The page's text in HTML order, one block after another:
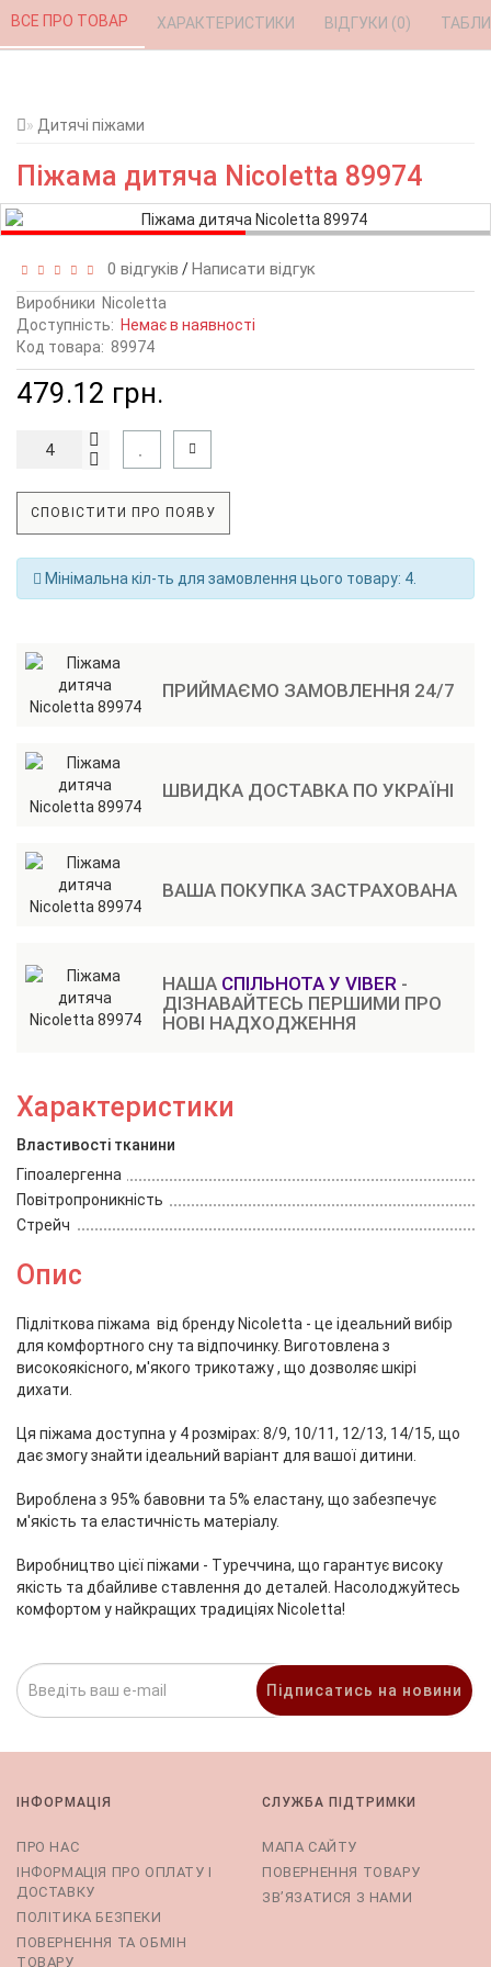
Дитячі піжами
Піжама дитяча Nicoletta 89974
ВСЕ ПРО ТОВАР ХАРАКТЕРИСТИКИ ВІДГУКИ (0)
0 відгуків /Написати відгук
Виробники Nicoletta
Доступність: Немає в наявності
Код товара: 89974
479.12 грн.
СПОВІСТИТИ ПРО ПОЯВУ
Мінімальна кіл-ть для замовлення цього товару: 4.
ПРИЙМАЄМО ЗАМОВЛЕННЯ 24/7
ШВИДКА ДОСТАВКА ПО УКРАЇНІ
ВАША ПОКУПКА ЗАСТРАХОВАНА
НАША СПІЛЬНОТА У VIBER -
ДІЗНАВАЙТЕСЬ ПЕРШИМИ ПРО
НОВІ НАДХОДЖЕННЯ
Характеристики
Властивості тканини
Гіпоалергенна
Повітропроникність
Стрейч
Опис
Підліткова піжама від бренду Nicoletta - це ідеальний вибір
для комфортного сну та відпочинку. Виготовлена з
високоякісного, м'якого трикотажу , що дозволяє шкірі
дихати.
Ця піжама доступна у 4 розмірах: 8/9, 10/11, 12/13, 14/15, що
дає змогу знайти ідеальний варіант для вашої дитини.
Вироблена з 95% бавовни та 5% еластану, що забезпечує
м'якість та еластичність матеріалу.
Виробництво цієї піжами - Туреччина, що гарантує високу
якість та дбайливе ставлення до деталей. Насолоджуйтесь
комфортом у найкращих традиціях Nicoletta!
Підписатись на новини
ІНФОРМАЦІЯ
ПРО НАС
ІНФОРМАЦІЯ ПРО ОПЛАТУ І
ДОСТАВКУ
ПОЛІТИКА БЕЗПЕКИ
ПОВЕРНЕННЯ ТА ОБМІН
ТОВАРУ
СЛУЖБА ПІДТРИМКИ
МАПА САЙТУ
ПОВЕРНЕННЯ ТОВАРУ
ЗВ’ЯЗАТИСЯ З НАМИ